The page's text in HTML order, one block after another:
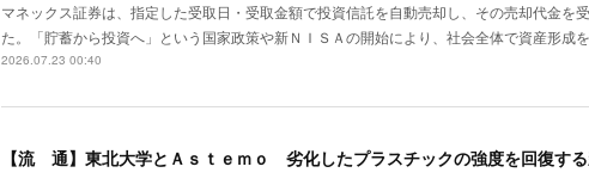
マネックス証券は、指定した受取日・受取金額で投資信託を自動売却し、その売却代金を
た。「貯蓄から投資へ」という国家政策や新ＮＩＳＡの開始により、社会全体で資産形
2026.07.23 00:40
【流 通】東北大学とＡｓｔｅｍｏ 劣化したプラスチックの強度を回復す